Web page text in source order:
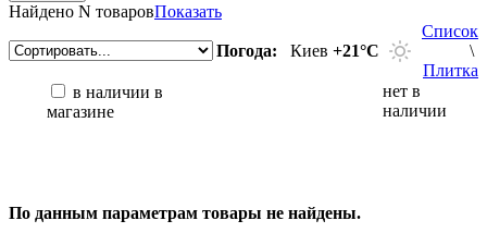
Найдено N товаровПоказать
Погода: Киев +21°С
Список
\
Плитка
в наличии в
магазине
нет в
наличии
По данным параметрам товары не найдены.